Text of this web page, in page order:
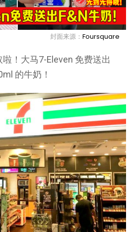
封面来源： Foursquare
！大马7-Eleven 免费送出
的牛奶！